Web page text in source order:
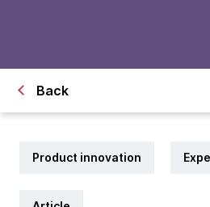
Back
Product innovation